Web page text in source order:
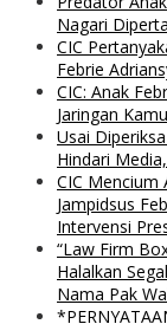
Nagari
CIC
Febrie
CIC: Anak
Jaringan
Usai
Hindari
CIC Mencium
Jampidsus
Intervensi
“Law Firm
Halalkan
Nama Pak